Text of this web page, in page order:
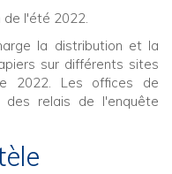
l'été 2022.
la distribution et la
sur différents sites
2022. Les offices de
relais de l'enquête